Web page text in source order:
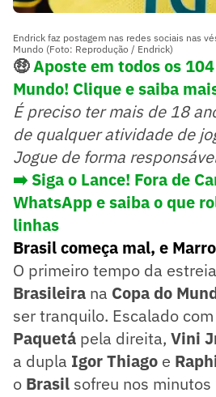
Endrick faz postagem nas redes sociais nas
Mundo (Foto: Reprodução / Endrick)
🤑Aposte em todos os
Mundo! Clique e saiba
É preciso ter mais de 18
de qualquer atividade de
Jogue de forma
➡️ Siga o Lance! Fora de
WhatsApp e saiba o que
linhas
Brasil começa mal, e
O primeiro tempo da
Brasileira na Copa do
ser tranquilo. Escalado com
Paquetá pela direita, Vini
a dupla Igor Thiago e
o Brasil sofreu nos